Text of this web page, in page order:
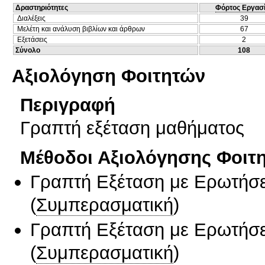
Δραστηριότητες
Φόρτος
Διαλέξεις
39
Μελέτη και ανάλυση βιβλίων και άρθρων
67
Εξετάσεις
2
Σύνολο
108
Αξιολόγηση Φοιτητών
Περιγραφή
Γραπτή εξέταση μαθήματος
Μέθοδοι Αξιολόγησης
Γραπτή Εξέταση με
(Συμπερασματική)
Γραπτή Εξέταση με
(Συμπερασματική)